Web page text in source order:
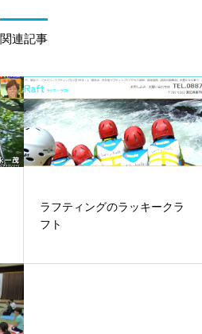
関連記事
ラフティングのラッキークラ
フト